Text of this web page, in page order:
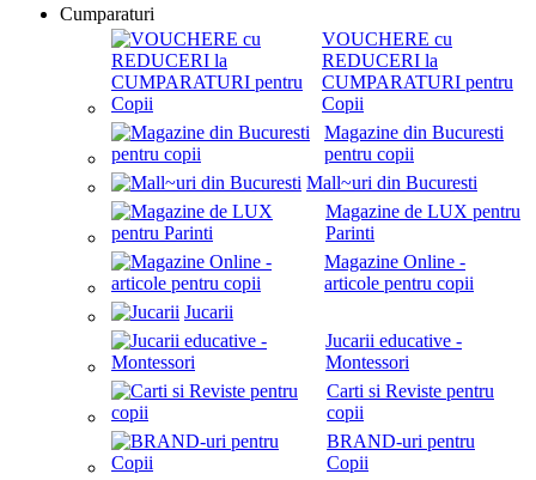
Cumparaturi
VOUCHERE cu
REDUCERI la
CUMPARATURI pentru
Copii
Magazine din Bucuresti
pentru copii
Mall~uri din Bucuresti
Magazine de LUX pentru
Parinti
Magazine Online -
articole pentru copii
Jucarii
Jucarii educative -
Montessori
Carti si Reviste pentru
copii
BRAND-uri pentru
Copii